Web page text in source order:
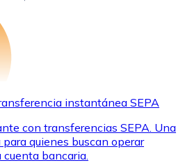
instantánea SEPA
con transferencias SEPA. Una
quienes buscan operar
bancaria.